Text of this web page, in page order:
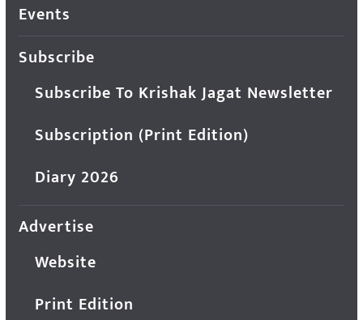
Events
Subscribe
Subscribe To Krishak Jagat Newsletter
Subscription (Print Edition)
Diary 2026
Advertise
Website
Print Edition